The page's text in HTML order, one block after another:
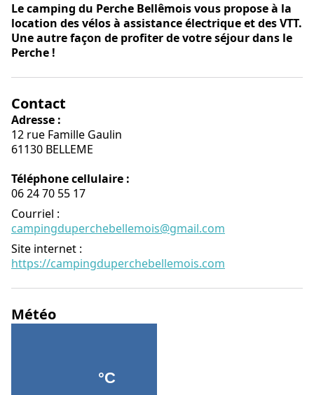
Le camping du Perche Bellêmois vous propose à la
location des vélos à assistance électrique et des VTT.
Une autre façon de profiter de votre séjour dans le
Perche !
Contact
Adresse :
12 rue Famille Gaulin
61130 BELLEME
Téléphone cellulaire :
06 24 70 55 17
Courriel :
campingduperchebellemois@gmail.com
Site internet :
https://campingduperchebellemois.com
Météo